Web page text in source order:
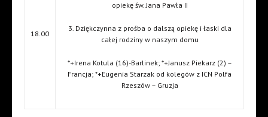
18.00
opiekę św. Jana Pawła II
3. Dziękczynna z prośba o dalszą opiekę i łaski dla
całej rodziny w naszym domu
*+Irena Kotula (16)-Barlinek; *+Janusz Piekarz (2) –
Francja; *+Eugenia Starzak od kolegów z ICN Polfa
Rzeszów – Gruzja